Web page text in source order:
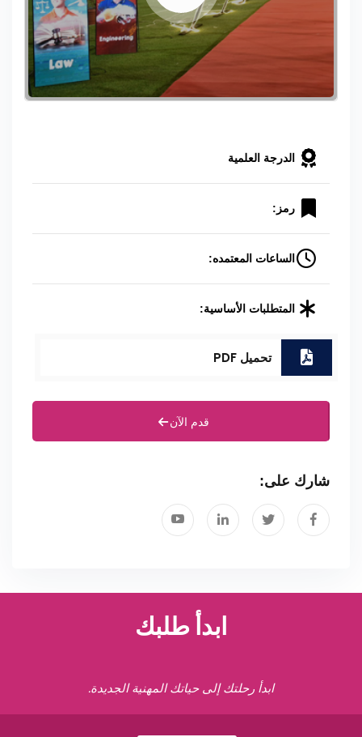
الدرجة العلمية
رمز:
الساعات المعتمده:
المتطلبات الأساسية:
تحميل PDF
قدم الآن
شارك على:
ابدأ طلبك
ابدأ رحلتك إلى حياتك المهنية الجديدة.